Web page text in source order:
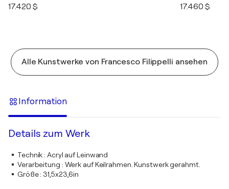
17.420 $ 17.460 $
Alle Kunstwerke von Francesco Filippelli ansehen
Information
Details zum Werk
Technik:Acryl auf Leinwand
Verarbeitung : Werk auf Keilrahmen. Kunstwerk gerahmt.
Größe: 31,5x23,6in